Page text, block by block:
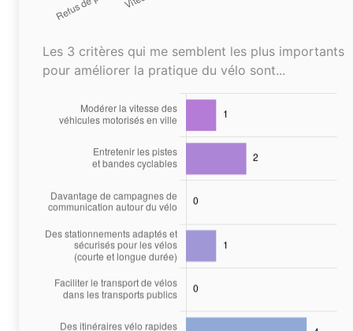
Les 3 critères qui me semblent les plus importants
pour améliorer la pratique du vélo sont...